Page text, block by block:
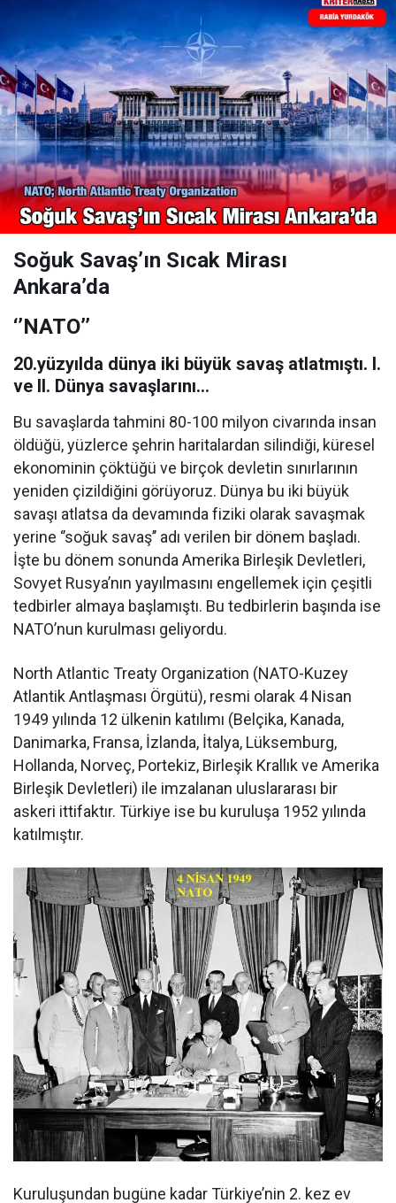
Soğuk Savaş’ın Sıcak Mirası
Ankara’da
‘’NATO’’
20.yüzyılda dünya iki büyük savaş atlatmıştı. I.
ve II. Dünya savaşlarını…
Bu savaşlarda tahmini 80-100 milyon civarında insan
öldüğü, yüzlerce şehrin haritalardan silindiği, küresel
ekonominin çöktüğü ve birçok devletin sınırlarının
yeniden çizildiğini görüyoruz. Dünya bu iki büyük
savaşı atlatsa da devamında fiziki olarak savaşmak
yerine ‘’soğuk savaş’’ adı verilen bir dönem başladı.
İşte bu dönem sonunda Amerika Birleşik Devletleri,
Sovyet Rusya’nın yayılmasını engellemek için çeşitli
tedbirler almaya başlamıştı. Bu tedbirlerin başında ise
NATO’nun kurulması geliyordu.
North Atlantic Treaty Organization (NATO-Kuzey
Atlantik Antlaşması Örgütü), resmi olarak 4 Nisan
1949 yılında 12 ülkenin katılımı (Belçika, Kanada,
Danimarka, Fransa, İzlanda, İtalya, Lüksemburg,
Hollanda, Norveç, Portekiz, Birleşik Krallık ve Amerika
Birleşik Devletleri) ile imzalanan uluslararası bir
askeri ittifaktır. Türkiye ise bu kuruluşa 1952 yılında
katılmıştır.
Kuruluşundan bugüne kadar Türkiye’nin 2. kez ev